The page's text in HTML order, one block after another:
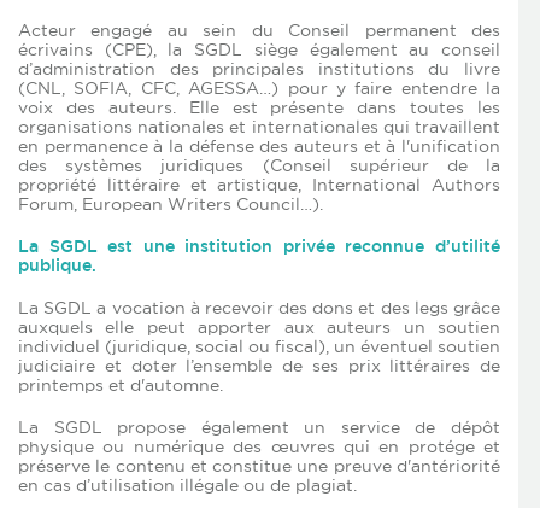
Acteur engagé au sein du Conseil permanent des
écrivains (CPE), la SGDL siège également au conseil
d’administration des principales institutions du livre
(CNL, SOFIA, CFC, AGESSA…) pour y faire entendre la
voix des auteurs. Elle est présente dans toutes les
organisations nationales et internationales qui travaillent
en permanence à la défense des auteurs et à l'unification
des systèmes juridiques (Conseil supérieur de la
propriété littéraire et artistique, International Authors
Forum, European Writers Council…).
La SGDL est une institution privée reconnue d’utilité
publique.
La SGDL a vocation à recevoir des dons et des legs grâce
auxquels elle peut apporter aux auteurs un soutien
individuel (juridique, social ou fiscal), un éventuel soutien
judiciaire et doter l’ensemble de ses prix littéraires de
printemps et d'automne.
La SGDL propose également un service de dépôt
physique ou numérique des œuvres qui en protége et
préserve le contenu et constitue une preuve d'antériorité
en cas d’utilisation illégale ou de plagiat.